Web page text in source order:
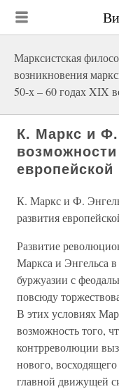
Марксистская
возникновения
50-х – 60 годах XIX
К. Маркс и Ф.
К. Маркс и Ф.
развития
Развитие
Маркса и Энгельса в
буржуазии с
повсюду
В этих условиях
возможность того,
контрреволюции
нового,
главной движущей